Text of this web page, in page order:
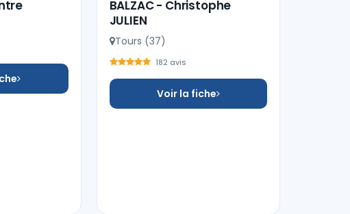
BALZAC - Christophe
JULIEN
Tours (37)
182 avis
Voir la fiche